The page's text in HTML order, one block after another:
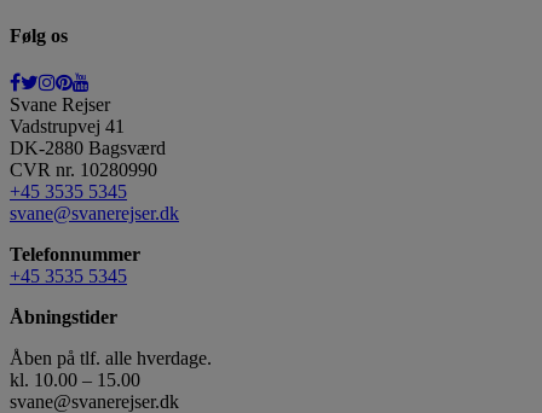
Følg os
Svane Rejser
Vadstrupvej 41
DK-2880 Bagsværd
CVR nr. 10280990
+45 3535 5345
svane@svanerejser.dk
Telefonnummer
+45 3535 5345
Åbningstider
Åben på tlf. alle hverdage.
kl. 10.00 – 15.00
svane@svanerejser.dk